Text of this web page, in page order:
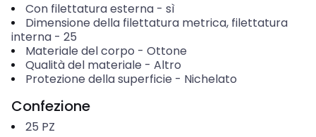
Con filettatura esterna- sì
Dimensione della filettatura metrica, filettatura
interna - 25
Materiale del corpo - Ottone
Qualità del materiale - Altro
Protezione della superficie - Nichelato
Confezione
25 PZ